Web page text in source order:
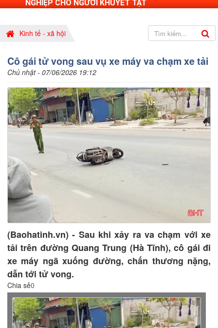
NGHIỆP CHO NGƯỜI KHUYẾT TẬT
Kinh tế - xã hội
Cô gái tử vong sau vụ xe máy va chạm xe tải
Chủ nhật - 07/06/2026 19:12
(Baohatinh.vn) - Sau khi xảy ra va chạm với xe
tải trên đường Quang Trung (Hà Tĩnh), cô gái đi
xe máy ngã xuống đường, chấn thương nặng,
dẫn tới tử vong.
Chia sẻ0